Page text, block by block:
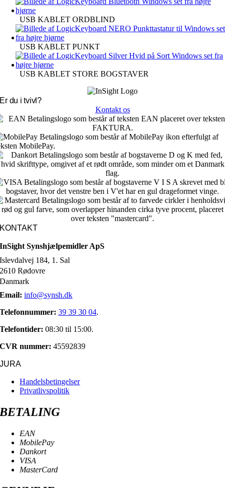
USB KABLET ORDBLIND
USB KABLET PUNKT
USB KABLET STORE BOGSTAVER
Er du i tvivl?
Kontakt os
KONTAKT
InSight Synshjælpemidler ApS
Islevdalvej 184, 1. Sal
2610 Rødovre
Danmark
Email: info@synsh.dk
Telefonnummer: 39 39 30 04.
Telefontider: 08:30 til 15:00.
CVR nummer: 45592839
JURA
Handelsbetingelser
Privatlivspolitik
BETALING
EAN
MobilePay
Dankort
VISA
MasterCard